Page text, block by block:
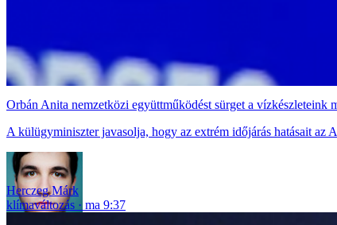
Orbán Anita nemzetközi együttműködést sürget a vízkészleteink
A külügyminiszter javasolja, hogy az extrém időjárás hatásait az
Herczeg Márk
klímaváltozás
ma 9:37